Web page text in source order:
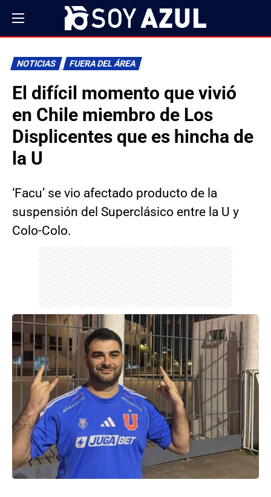
NOTICIAS FUERA DEL ÁREA
El difícil momento que vivió
en Chile miembro de Los
Displicentes que es hincha de
la U
‘Facu’ se vio afectado producto de la
suspensión del Superclásico entre la U y
Colo-Colo.